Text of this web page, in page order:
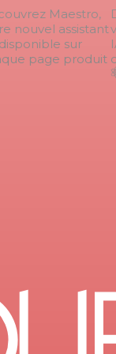
Maestro,
nouvel assistant
sur
page produit